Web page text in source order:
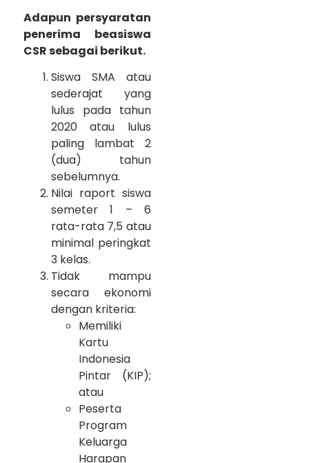
Adapun persyaratan
penerima beasiswa
CSR sebagai berikut.
Siswa SMA atau
sederajat yang
lulus pada tahun
2020 atau lulus
paling lambat 2
(dua) tahun
sebelumnya.
Nilai raport siswa
semeter 1 – 6
rata-rata 7,5 atau
minimal peringkat
3 kelas.
Tidak mampu
secara ekonomi
dengan kriteria:
Memiliki
Kartu
Indonesia
Pintar (KIP);
atau
Peserta
Program
Keluarga
Harapan